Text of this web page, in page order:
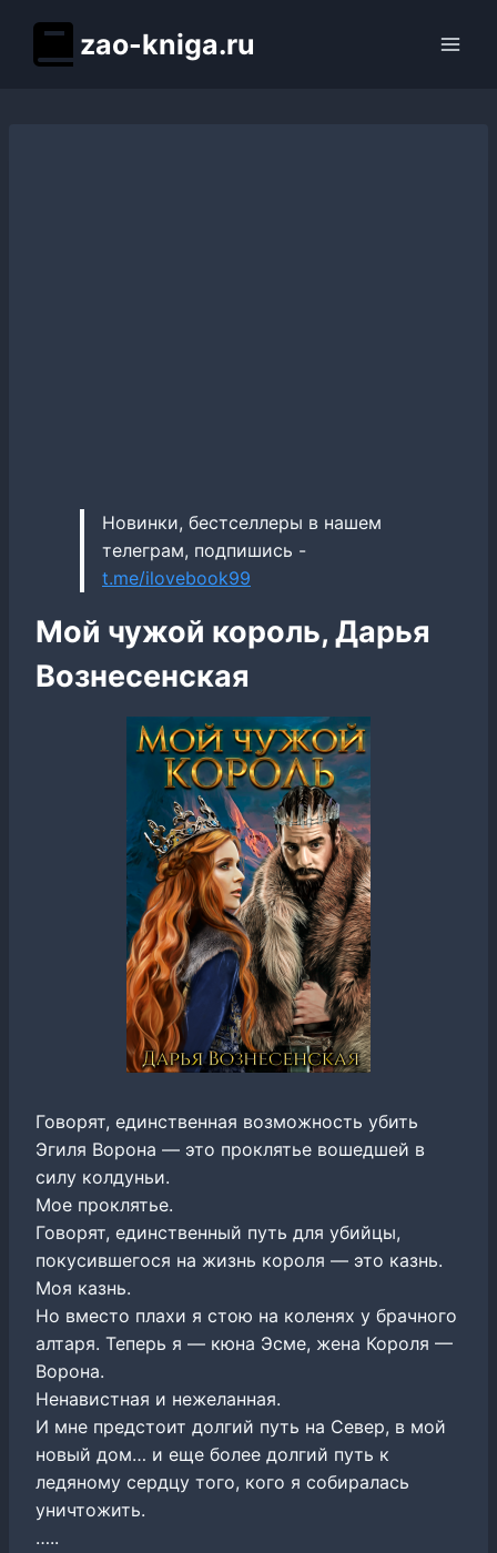
содержимому
zao-kniga.ru
Новинки, бестселлеры в нашем
телеграм, подпишись -
t.me/ilovebook99
Мой чужой король, Дарья
Вознесенская
Говорят, единственная возможность убить
Эгиля Ворона — это проклятье вошедшей в
силу колдуньи.
Мое проклятье.
Говорят, единственный путь для убийцы,
покусившегося на жизнь короля — это казнь.
Моя казнь.
Но вместо плахи я стою на коленях у брачного
алтаря. Теперь я — кюна Эсме, жена Короля —
Ворона.
Ненавистная и нежеланная.
И мне предстоит долгий путь на Север, в мой
новый дом… и еще более долгий путь к
ледяному сердцу того, кого я собиралась
уничтожить.
…..